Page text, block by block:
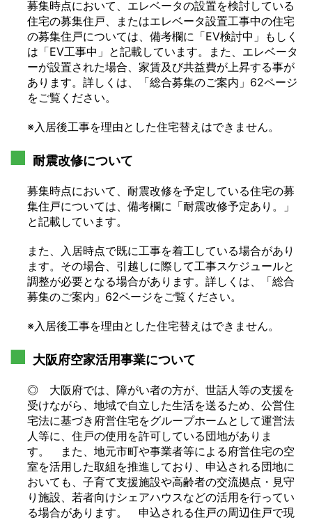
募集時点において、エレベータの設置を検討している
住宅の募集住戸、またはエレベータ設置工事中の住宅
の募集住戸については、備考欄に「EV検討中」もしく
は「EV工事中」と記載しています。また、エレベータ
ーが設置された場合、家賃及び共益費が上昇する事が
あります。詳しくは、「総合募集のご案内」62ページ
をご覧ください。
※入居後工事を理由とした住宅替えはできません。
耐震改修について
募集時点において、耐震改修を予定している住宅の募
集住戸については、備考欄に「耐震改修予定あり。」
と記載しています。
また、入居時点で既に工事を着工している場合があり
ます。その場合、引越しに際して工事スケジュールと
調整が必要となる場合があります。詳しくは、「総合
募集のご案内」62ページをご覧ください。
※入居後工事を理由とした住宅替えはできません。
大阪府空家活用事業について
◎ 大阪府では、障がい者の方が、世話人等の支援を
受けながら、地域で自立した生活を送るため、公営住
宅法に基づき府営住宅をグループホームとして運営法
人等に、住戸の使用を許可している団地がありま
す。 また、地元市町や事業者等による府営住宅の空
室を活用した取組を推進しており、申込される団地に
おいても、子育て支援施設や高齢者の交流拠点・見守
り施設、若者向けシェアハウスなどの活用を行ってい
る場合があります。 申込される住戸の周辺住戸で現